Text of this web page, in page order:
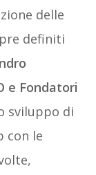
delle
definiti
e Fondatori
sviluppo di
con le